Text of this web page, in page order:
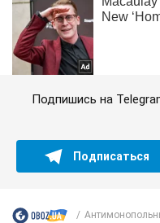
Подпишись на
Подписаться